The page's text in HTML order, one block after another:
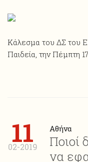
Κάλεσμα του ΔΣ του
Παιδεία, την Πέμπτη
11
02-2019
Αθήνα
Ποιοί
να